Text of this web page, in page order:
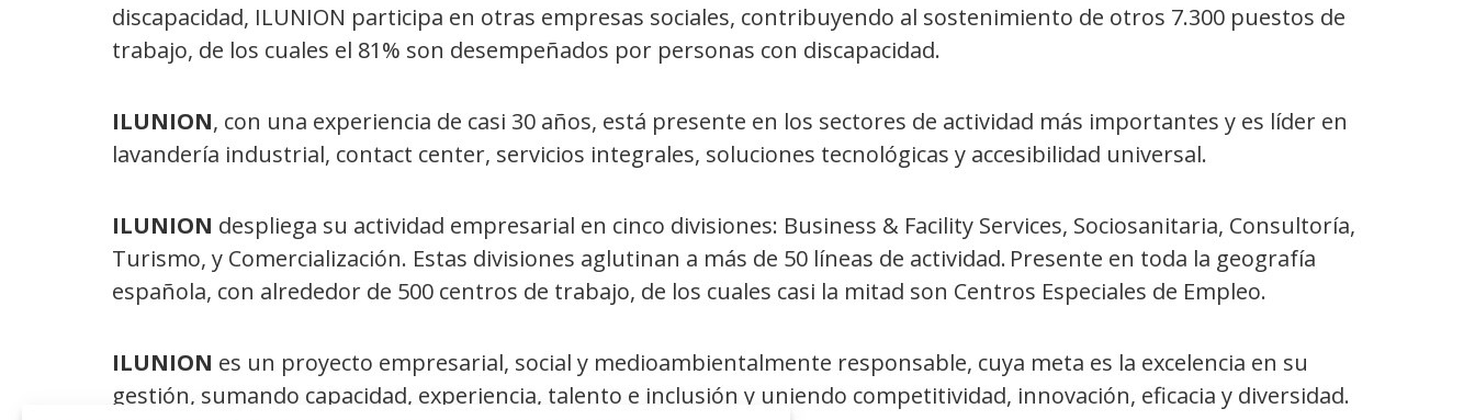
discapacidad, ILUNION participa en otras empresas sociales, contribuyendo al sostenimiento de otros 7.300 puestos de
trabajo, de los cuales el 81% son desempeñados por personas con discapacidad.
ILUNION, con una experiencia de casi 30 años, está presente en los sectores de actividad más importantes y es líder en
lavandería industrial, contact center, servicios integrales, soluciones tecnológicas y accesibilidad universal.
ILUNION despliega su actividad empresarial en cinco divisiones: Business & Facility Services, Sociosanitaria, Consultoría,
Turismo, y Comercialización. Estas divisiones aglutinan a más de 50 líneas de actividad. Presente en toda la geografía
española, con alrededor de 500 centros de trabajo, de los cuales casi la mitad son Centros Especiales de Empleo.
ILUNION es un proyecto empresarial, social y medioambientalmente responsable, cuya meta es la excelencia en su
gestión, sumando capacidad, experiencia, talento e inclusión y uniendo competitividad, innovación, eficacia y diversidad.